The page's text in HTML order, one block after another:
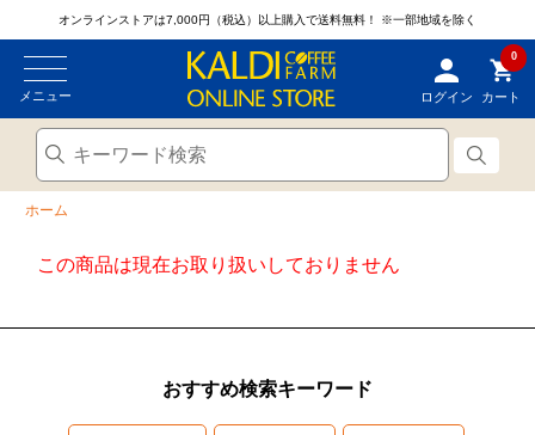
オンラインストアは7,000円（税込）以上購入で送料無料！ ※一部地域を除く
メニュー ログイン
0
カート
ホーム
この商品は現在お取り扱いしておりません
おすすめ検索キーワード